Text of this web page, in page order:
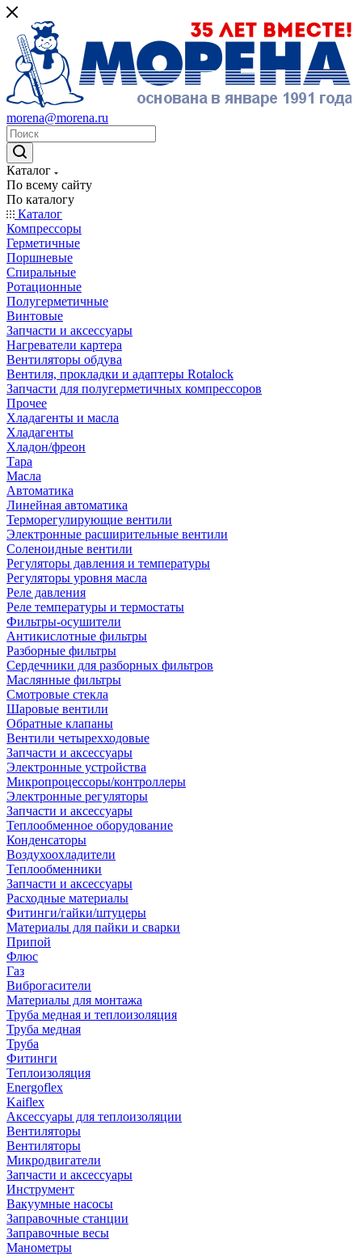
morena@morena.ru
Каталог
По всему сайту
По каталогу
Каталог
Компрессоры
Герметичные
Поршневые
Спиральные
Ротационные
Полугерметичные
Винтовые
Запчасти и аксессуары
Нагреватели картера
Вентиляторы обдува
Вентиля, прокладки и адаптеры Rotalock
Запчасти для полугерметичных компрессоров
Прочее
Хладагенты и масла
Хладагенты
Хладон/фреон
Тара
Масла
Автоматика
Линейная автоматика
Терморегулирующие вентили
Электронные расширительные вентили
Соленоидные вентили
Регуляторы давления и температуры
Регуляторы уровня масла
Реле давления
Реле температуры и термостаты
Фильтры-осушители
Антикислотные фильтры
Разборные фильтры
Сердечники для разборных фильтров
Маслянные фильтры
Смотровые стекла
Шаровые вентили
Обратные клапаны
Вентили четырехходовые
Запчасти и аксессуары
Электронные устройства
Микропроцессоры/контроллеры
Электронные регуляторы
Запчасти и аксессуары
Теплообменное оборудование
Конденсаторы
Воздухоохладители
Теплообменники
Запчасти и аксессуары
Расходные материалы
Фитинги/гайки/штуцеры
Материалы для пайки и сварки
Припой
Флюс
Газ
Виброгасители
Материалы для монтажа
Труба медная и теплоизоляция
Труба медная
Труба
Фитинги
Теплоизоляция
Energoflex
Kaiflex
Аксессуары для теплоизоляции
Вентиляторы
Вентиляторы
Микродвигатели
Запчасти и аксессуары
Инструмент
Вакуумные насосы
Заправочные станции
Заправочные весы
Манометры